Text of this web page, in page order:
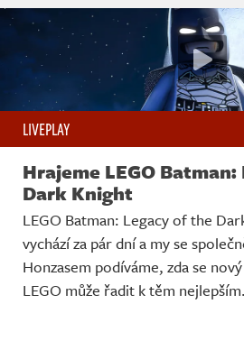
LIVEPLAY
Hrajeme LEGO
Dark Knight
LEGO Batman: Legacy of the
vychází za pár dní a my se
Honzasem podíváme, zda se
LEGO může řadit k těm nejlepším.